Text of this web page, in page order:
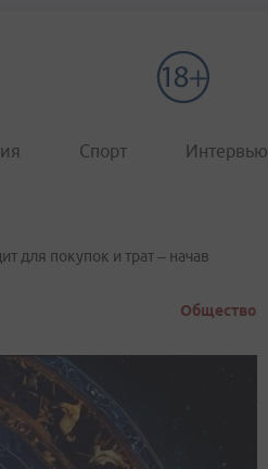
Спорт Интервью
для покупок и трат – начав
Общество